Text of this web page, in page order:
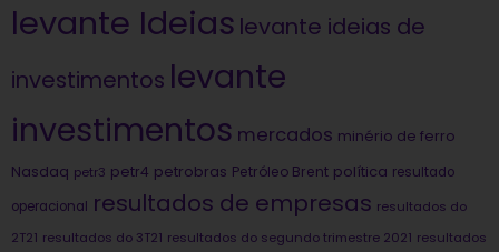
levante Ideias levante ideias de
investimentos levante
investimentos mercados minério de ferro
Nasdaq petr3 petr4 petrobras Petróleo Brent política resultado
operacional resultados de empresas resultados do
2T21 resultados do 3T21 resultados do segundo trimestre 2021 resultados